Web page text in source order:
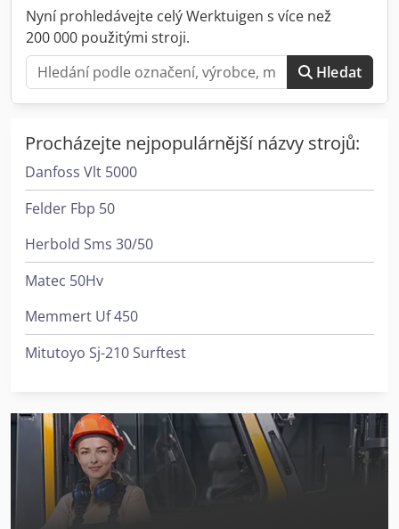
Nyní prohledávejte celý Werktuigen s více než
200 000 použitými stroji.
Hledat
Procházejte nejpopulárnější názvy strojů:
Danfoss Vlt 5000
Felder Fbp 50
Herbold Sms 30/50
Matec 50Hv
Memmert Uf 450
Mitutoyo Sj-210 Surftest